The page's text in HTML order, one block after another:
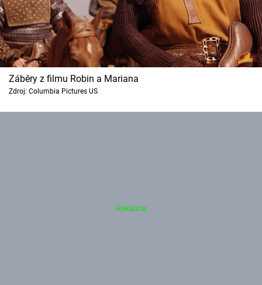
Záběry z filmu Robin a Mariana
Zdroj: Columbia Pictures US